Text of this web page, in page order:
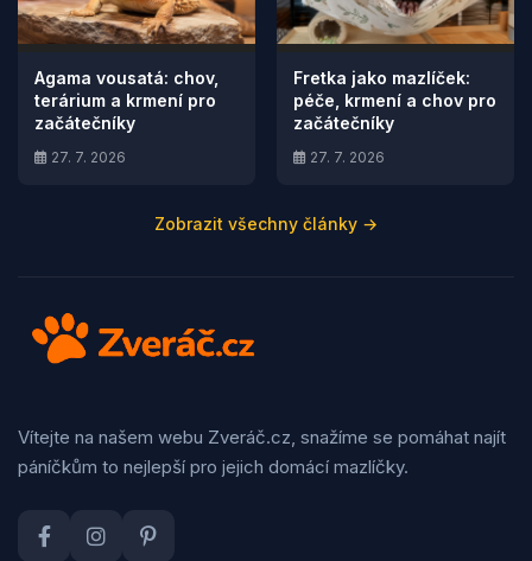
Agama vousatá: chov,
terárium a krmení pro
začátečníky
27. 7. 2026
Fretka jako mazlíček:
péče, krmení a chov pro
začátečníky
27. 7. 2026
Zobrazit všechny články →
Vítejte na našem webu Zveráč.cz, snažíme se pomáhat najít
páníčkům to nejlepší pro jejich domácí mazlíčky.